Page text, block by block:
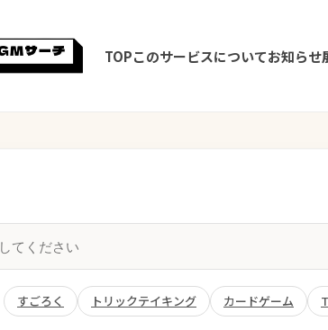
TOPこのサービスについてお知らせ
すごろく トリックテイキング カードゲーム